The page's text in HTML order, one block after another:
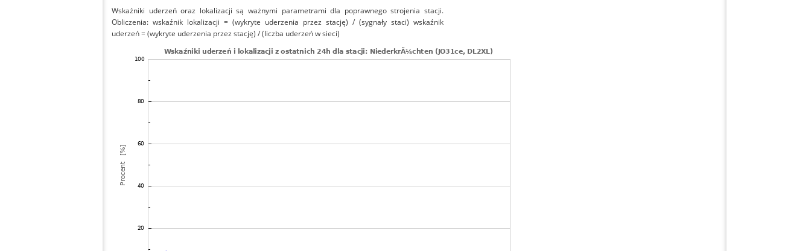
Wskaźniki uderzeń oraz lokalizacji są ważnymi parametrami dla poprawnego strojenia stacji.
Obliczenia: wskaźnik lokalizacji = (wykryte uderzenia przez stację) / (sygnały staci) wskaźnik
uderzeń = (wykryte uderzenia przez stację) / (liczba uderzeń w sieci)